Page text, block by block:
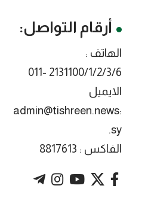
أرقام التواصل:
الهاتف :
2131100/1/2/3/6 -011
الايميل
:admin@tishreen.news
.sy
الفاكس : 8817613